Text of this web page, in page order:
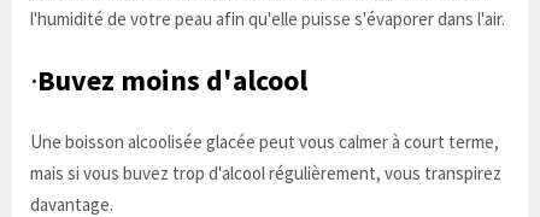
l'humidité de votre peau afin qu'elle puisse s'évaporer dans l'air.
·Buvez moins d'alcool
Une boisson alcoolisée glacée peut vous calmer à court terme,
mais si vous buvez trop d'alcool régulièrement, vous transpirez
davantage.